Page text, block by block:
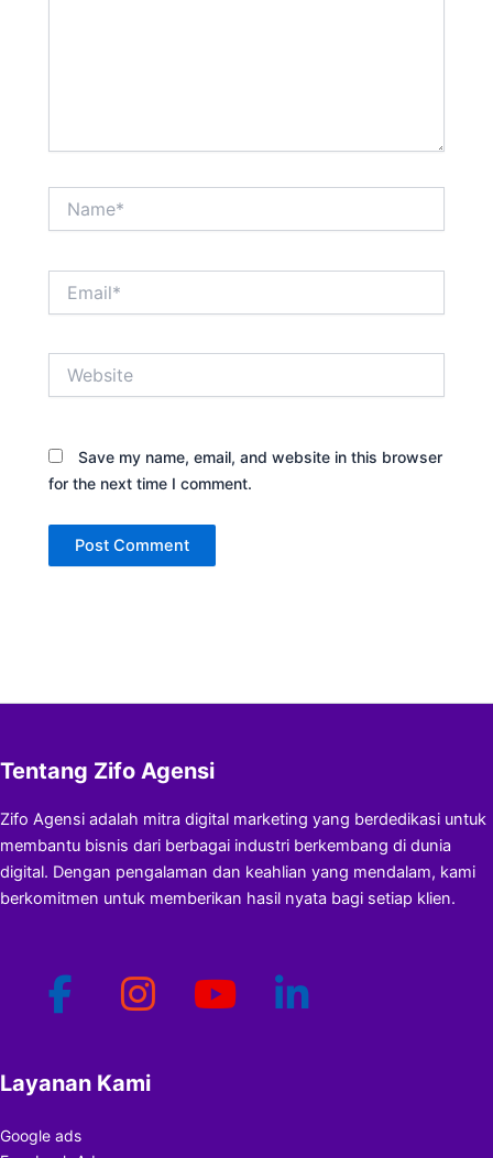
Save my name, email, and website in this browser
for the next time I comment.
Tentang Zifo Agensi
Zifo Agensi adalah mitra digital marketing yang berdedikasi untuk
membantu bisnis dari berbagai industri berkembang di dunia
digital. Dengan pengalaman dan keahlian yang mendalam, kami
berkomitmen untuk memberikan hasil nyata bagi setiap klien.
Layanan Kami
Google ads